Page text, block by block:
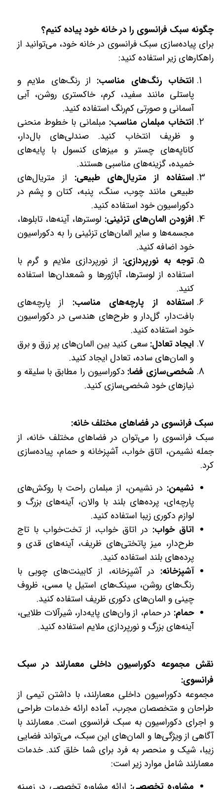
چگونه سبک فرانسوی را در خانه خود پیاده کنیم؟
برای پیاده‌سازی سبک فرانسوی در خانه خود، می‌توانید از
راهکارهای زیر استفاده کنید:
انتخاب رنگ‌های مناسب: از رنگ‌های ملایم و
پاستلی مانند سفید، کرم، خاکستری روشن، آبی
آسمانی و صورتی کم‌رنگ استفاده کنید.
انتخاب مبلمان مناسب: مبلمانی با خطوط منحنی
و ظریف انتخاب کنید. صندلی‌های بال‌دار،
کاناپه‌های چستر و میزهای کنسول با پایه‌های
خمیده، گزینه‌های مناسبی هستند.
استفاده از متریال‌های طبیعی: از متریال‌های
طبیعی مانند چوب، سنگ، پنبه، کتان و پشم در
دکوراسیون خود استفاده کنید.
افزودن المان‌های تزئینی: لوسترها، آینه‌ها، تابلوها،
مجسمه‌ها و سایر المان‌های تزئینی را به دکوراسیون
خود اضافه کنید.
توجه به نورپردازی: از نورپردازی ملایم و گرم با
استفاده از لوسترها، آباژورها و شمعدان‌ها استفاده
کنید.
استفاده از پارچه‌های مناسب: از پارچه‌های
بافت‌دار، گل‌دار و طرح‌های هندسی در دکوراسیون
خود استفاده کنید.
ایجاد تعادل: سعی کنید بین المان‌های پر زرق و برق
و المان‌های ساده، تعادل ایجاد کنید.
شخصی‌سازی فضا: دکوراسیون را مطابق با سلیقه و
نیازهای خود شخصی‌سازی کنید.
سبک فرانسوی در فضاهای مختلف خانه:
سبک فرانسوی را می‌توان در فضاهای مختلف خانه، از
جمله نشیمن، اتاق خواب، آشپزخانه و حمام، پیاده‌سازی
کرد.
نشیمن: در نشیمن، از مبلمان راحت با روکش‌های
پارچه‌ای، پرده‌های بلند با والان، آینه‌های بزرگ و
لوازم دکوری زیبا استفاده کنید.
اتاق خواب: در اتاق خواب، از تخت‌خواب با تاج
طرح‌دار، میز پاتختی‌های ظریف، آینه‌های قدی و
پرده‌های بلند استفاده کنید.
آشپزخانه: در آشپزخانه، از کابینت‌های چوبی با
رنگ‌های روشن، سینک‌های استیل یا مسی، ظروف
چینی و المان‌های دکوری ظریف استفاده کنید.
حمام: در حمام، از وان‌های پایه‌دار، شیرآلات طلایی،
آینه‌های بزرگ و نورپردازی ملایم استفاده کنید.
نقش مجموعه دکوراسیون داخلی معمارلند در سبک
فرانسوی:
مجموعه دکوراسیون داخلی معمارلند، با داشتن تیمی از
طراحان و متخصصان مجرب، آماده ارائه خدمات طراحی
و اجرای دکوراسیون به سبک فرانسوی است. معمارلند با
آگاهی از ویژگی‌ها و المان‌های این سبک، می‌تواند فضایی
زیبا، شیک و منحصر به فرد برای شما خلق کند. خدمات
معمارلند شامل موارد زیر است: